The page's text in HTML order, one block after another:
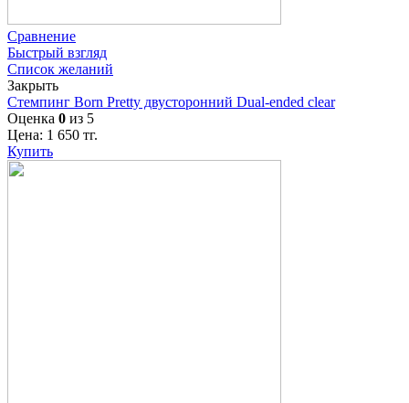
Сравнение
Быстрый взгляд
Список желаний
Закрыть
Стемпинг Born Pretty двусторонний Dual-ended clear
Оценка 0 из 5
Цена: 1 650 тг.
Купить